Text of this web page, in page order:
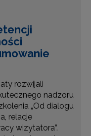
rozwijali
nadzoru
„Od dialogu
relacje
wizytatora”.